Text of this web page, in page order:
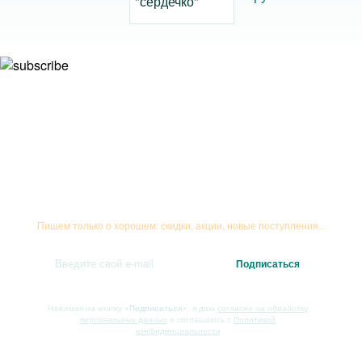
Пишем только о хорошем: скидки, акции, новые поступления...
Нажимая на кнопку «Подписаться» , я даю согласие на обработку
персональных данных и соглашаюсь с Политикой
конфиденциальности